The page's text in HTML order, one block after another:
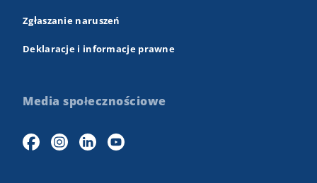
Zgłaszanie naruszeń
Deklaracje i informacje prawne
Media społecznościowe